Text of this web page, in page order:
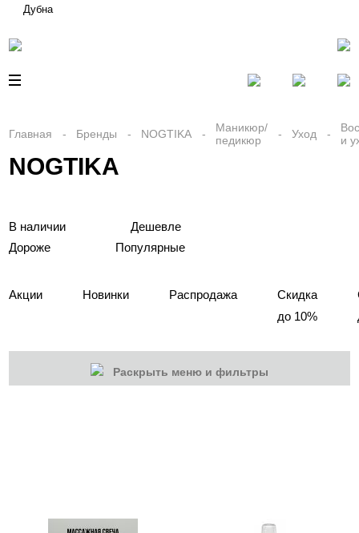
Дубна
Главная Бренды NOGTIKA
Маникюр/
педикюр
Уход
и
NOGTIKA
В наличии
Дешевле
Дороже
Популярные
Акции Новинки Распродажа
Скидка
до 10%
Раскрыть меню и фильтры
Дизайн ногтей